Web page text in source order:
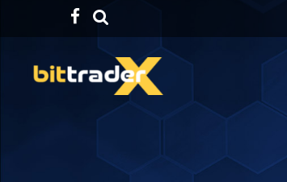
Facebook
TikTok